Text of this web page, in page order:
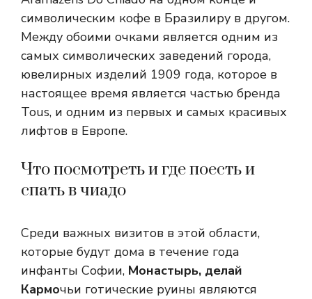
символическим кофе в Бразилиру в другом.
Между обоими очками является одним из
самых символических заведений города,
ювелирных изделий 1909 года, которое в
настоящее время является частью бренда
Tous, и одним из первых и самых красивых
лифтов в Европе.
Что посмотреть и где поесть и
спать в чиадо
Среди важных визитов в этой области,
которые будут дома в течение года
инфанты Софии, Монастырь, делай
Кармочьи готические руины являются